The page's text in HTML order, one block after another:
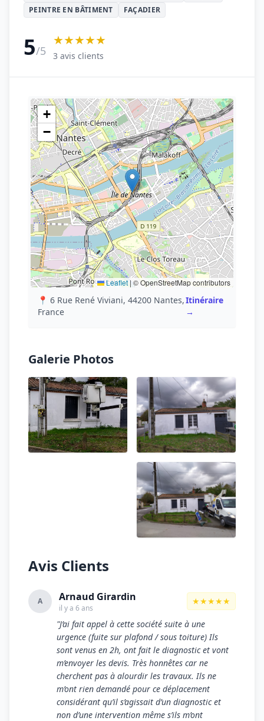
PEINTRE EN BÂTIMENT
FAÇADIER
5/5
★★★★★
3 avis clients
+
−
Leaflet|© OpenStreetMap contributors
📍 6 Rue René Viviani, 44200 Nantes,
France
Itinéraire
→
Galerie Photos
Avis Clients
A Arnaud Girardin
il y a 6 ans
★★★★★
"J’ai fait appel à cette société suite à une
urgence (fuite sur plafond / sous toiture) Ils
sont venus en 2h, ont fait le diagnostic et vont
m’envoyer les devis. Très honnêtes car ne
cherchent pas à alourdir les travaux. Ils ne
m’ont rien demandé pour ce déplacement
considérant qu’il s’agissait d’un diagnostic et
non d’une intervention même s’ils m’ont